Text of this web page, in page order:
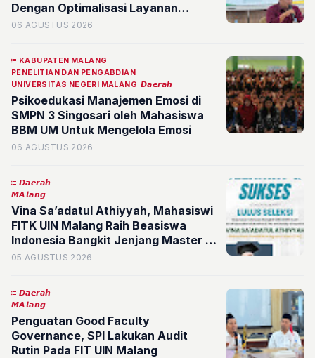
Dengan Optimalisasi Layanan
Administrasi
06 AGUSTUS 2026
KABUPATEN MALANG
PENELITIAN DAN PENGABDIAN
UNIVERSITAS NEGERI MALANG 𝘿𝙖𝙚𝙧𝙖𝙝
Psikoedukasi Manajemen Emosi di
SMPN 3 Singosari oleh Mahasiswa
BBM UM Untuk Mengelola Emosi
06 AGUSTUS 2026
𝘿𝙖𝙚𝙧𝙖𝙝
𝙈𝘼𝙡𝙖𝙣𝙜
Vina Sa’adatul Athiyyah, Mahasiswi
FITK UIN Malang Raih Beasiswa
Indonesia Bangkit Jenjang Master of
Educational Studies di The
05 AGUSTUS 2026
𝘿𝙖𝙚𝙧𝙖𝙝
𝙈𝘼𝙡𝙖𝙣𝙜
Penguatan Good Faculty
Governance, SPI Lakukan Audit
Rutin Pada FIT UIN Malang